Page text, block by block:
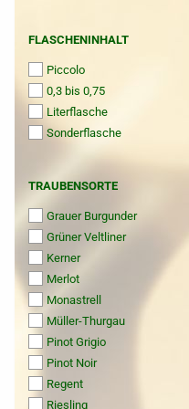
FLASCHENINHALT
FLASCHENINHALT
Piccolo
0,3 bis 0,75
Literflasche
Sonderflasche
TRAUBENSORTE
TRAUBENSORTE
Grauer Burgunder
Grüner Veltliner
Kerner
Merlot
Monastrell
Müller-Thurgau
Pinot Grigio
Pinot Noir
Regent
Riesling